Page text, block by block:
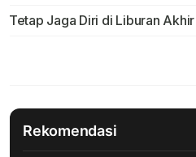
Tetap Jaga Diri di Liburan
Rekomendasi